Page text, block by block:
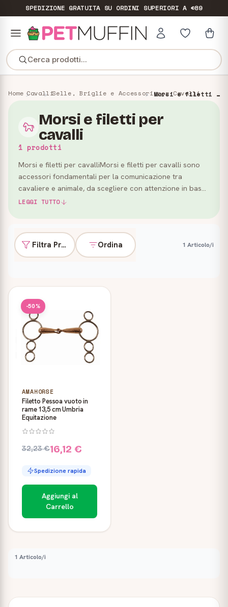
SPEDIZIONE GRATUITASU ORDINI SUPERIORI A €89
Cerca prodotti...
Home CavalliSelle, Briglie e Accessori per Cavalli Morsi e filetti per cavalli
Morsi e filetti per
cavalli
1 prodotti
Morsi e filetti per cavalliMorsi e filetti per cavalli sono
accessori fondamentali per la comunicazione tra
cavaliere e animale, da scegliere con attenzione in base
a esperienza, sensibilità del cavallo e tipo di attivi…
LEGGI TUTTO
Filtra Prodotti Ordina 1 Articolo/i
Prodotti
-50%
AMAHORSE
Filetto Pessoa vuoto in
rame 13,5 cm Umbria
Equitazione
32,23 €16,12 €
Spedizione rapida
Aggiungi al
Carrello
1 Articolo/i